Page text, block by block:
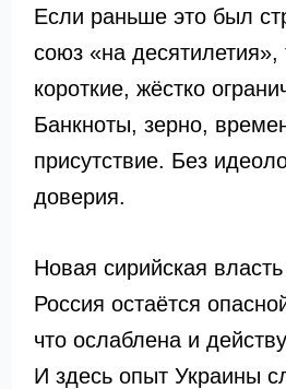
Если раньше это был
союз «на
короткие, жёстко
Банкноты, зерно,
присутствие. Без
доверия.
Новая сирийская
Россия остаётся
что ослаблена и
И здесь опыт Украины